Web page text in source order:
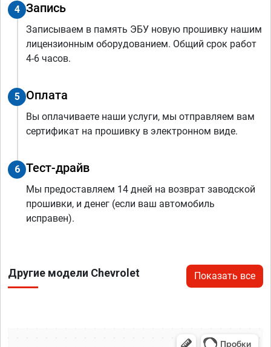
4 Запись
Записываем в память ЭБУ новую прошивку нашим
лицензионным оборудованием. Общий срок работ
4-6 часов.
5 Оплата
Вы оплачиваете наши услуги, мы отправляем вам
сертификат на прошивку в электронном виде.
6 Тест-драйв
Мы предоставляем 14 дней на возврат заводской
прошивки, и денег (если ваш автомобиль
исправен).
Другие модели Chevrolet Показать все